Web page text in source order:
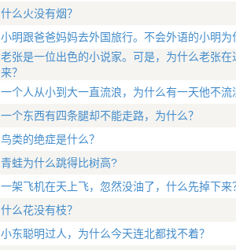
什么火没有烟？
小明跟爸爸妈妈去外国旅行。不会外语的小明
老张是一位出色的小说家。可是，为什么老张
来？
一个人从小到大一直流浪，为什么有一天他不流
一个东西有四条腿却不能走路，为什么？
鸟类的绝症是什么？
青蛙为什么跳得比树高?
一架飞机在天上飞，忽然没油了，什么先掉下来
什么花没有枝？
小东聪明过人，为什么今天连北都找不着？